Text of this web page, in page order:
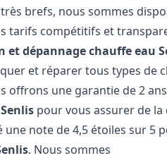
brefs, nous sommes
tarifs compétitifs et
et dépannage chauffe eau
et réparer tous types de
offrons une garantie de 2
Senlis pour vous assurer de la
note de 4,5 étoiles sur 5
. Nous sommes